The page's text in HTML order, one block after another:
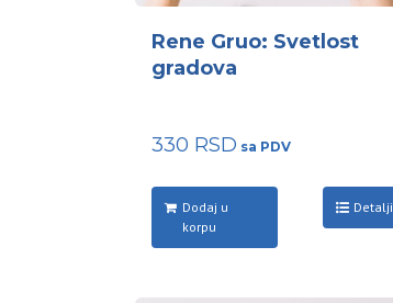
Rene Gruo: Svetlost
gradova
330 RSD
Dodaj u
korpu
Detalji